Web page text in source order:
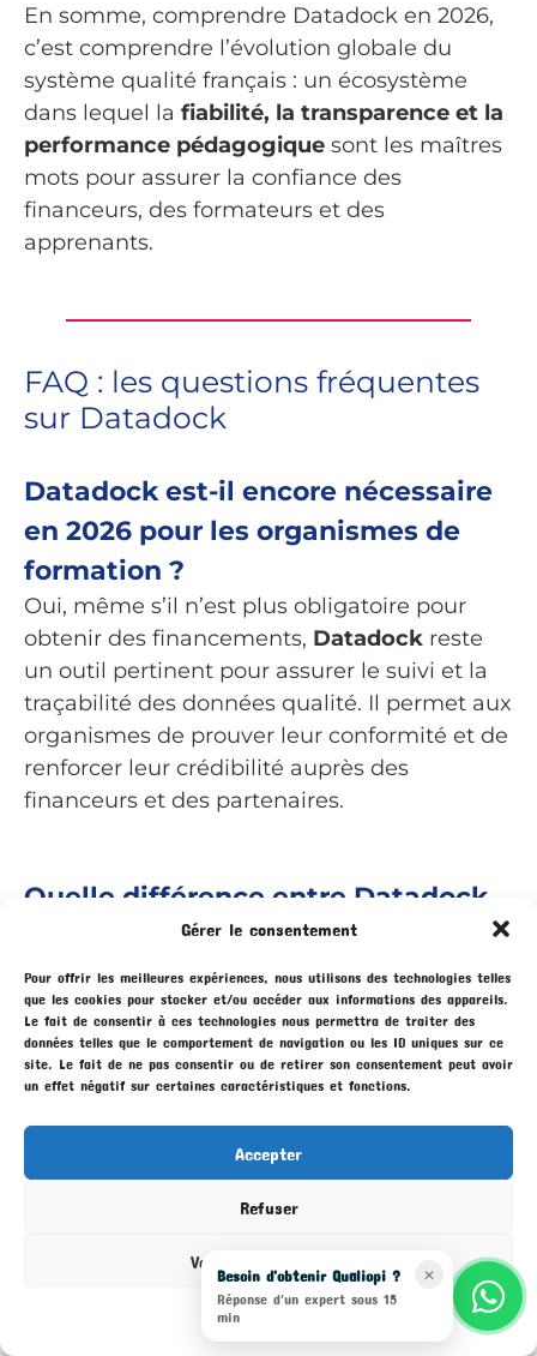
Gérer le consentement
Pour offrir les meilleures expériences, nous utilisons des technologies telles
que les cookies pour stocker et/ou accéder aux informations des appareils.
Le fait de consentir à ces technologies nous permettra de traiter des
données telles que le comportement de navigation ou les ID uniques sur ce
site. Le fait de ne pas consentir ou de retirer son consentement peut avoir
un effet négatif sur certaines caractéristiques et fonctions.
Accepter
Refuser
Voir les préférences
Mentions légales
En somme, comprendre Datadock en 2026,
c’est comprendre l’évolution globale du
système qualité français : un écosystème
dans lequel la fiabilité, la transparence et la
performance pédagogique sont les maîtres
mots pour assurer la confiance des
financeurs, des formateurs et des
apprenants.
FAQ : les questions fréquentes
sur Datadock
Datadock est-il encore nécessaire
en 2026 pour les organismes de
formation ?
Oui, même s’il n’est plus obligatoire pour
obtenir des financements, Datadock reste
un outil pertinent pour assurer le suivi et la
traçabilité des données qualité. Il permet aux
organismes de prouver leur conformité et de
renforcer leur crédibilité auprès des
financeurs et des partenaires.
Quelle différence entre Datadock
et la certification Qualiopi dans un
système LMS ?
UnLMS (Learning Management System)est
une plateforme qui centralise les contenus,
le suivi et les résultats des apprenants. Dans
(objectifs, moyens, évaluations), tandis que
évalue l’efficacité globale du
parcours en ligne. Un LMS bien structuré
peut donc faciliter la conformité aux
critères
et le maintien des indicateurs
✕
Besoin d'obtenir Qualiopi ?
Réponse d'un expert sous 15
min